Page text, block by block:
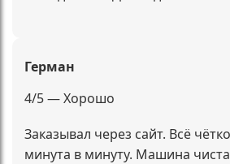
Герман
4/5 — Хорошо
Заказывал через сайт. Всё
минута в минуту. Машина